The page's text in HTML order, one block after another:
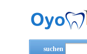
suchen